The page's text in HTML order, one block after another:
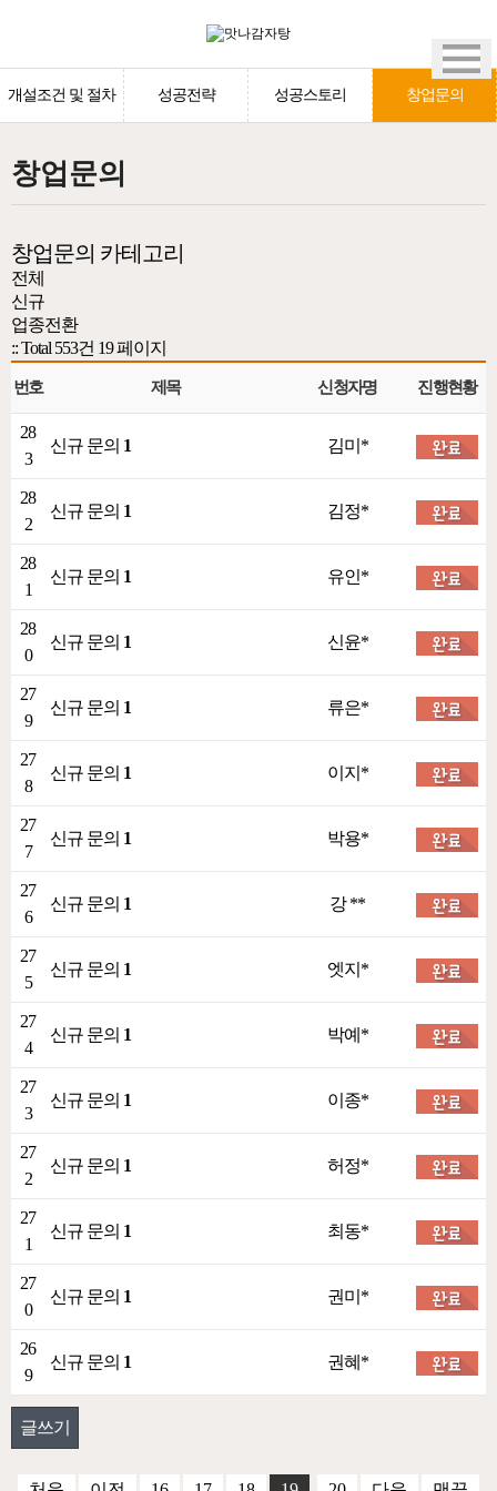
개설조건 및 절차 성공전략 성공스토리 창업문의
창업문의
창업문의 카테고리
전체
신규
업종전환
:: Total 553건 19 페이지
번호 제목 신청자명 진행현황
28
3
신규 문의 1 김미*
28
2
신규 문의 1 김정*
28
1
신규 문의 1 유인*
28
0
신규 문의 1 신윤*
27
9
신규 문의 1 류은*
27
8
신규 문의 1 이지*
27
7
신규 문의 1 박용*
27
6
신규 문의 1 강 **
27
5
신규 문의 1 엣지*
27
4
신규 문의 1 박예*
27
3
신규 문의 1 이종*
27
2
신규 문의 1 허정*
27
1
신규 문의 1 최동*
27
0
신규 문의 1 권미*
26
9
신규 문의 1 권혜*
글쓰기